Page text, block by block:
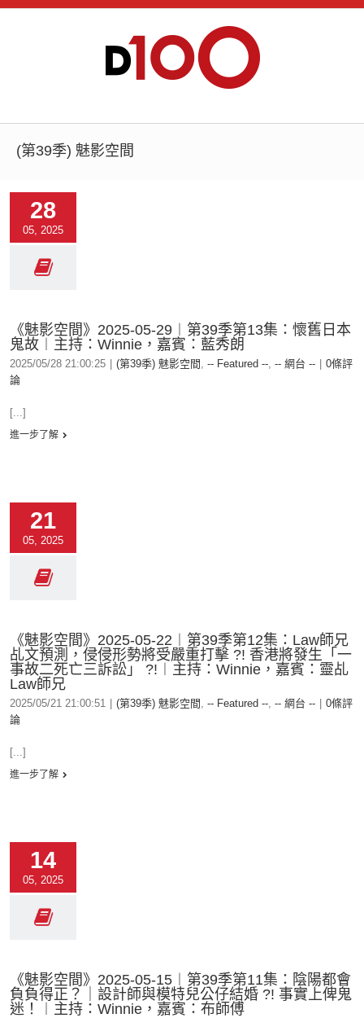
(第39季) 魅影空間
28
05, 2025
《魅影空間》2025-05-29︱第39季第13集：懷舊日本
鬼故︱主持：Winnie，嘉賓：藍秀朗
2025/05/28 21:00:25 (第39季) 魅影空間 , -- Featured --, -- 網台 --
0條評
論
[...]
進一步了解
21
05, 2025
《魅影空間》2025-05-22︱第39季第12集：Law師兄
乩文預測，侵侵形勢將受嚴重打擊 ?! 香港將發生「一
事故二死亡三訴訟」 ?!︱主持：Winnie，嘉賓：靈乩
Law師兄
2025/05/21 21:00:51 (第39季) 魅影空間 , -- Featured --, -- 網台 --
0條評
論
[...]
進一步了解
14
05, 2025
《魅影空間》2025-05-15︱第39季第11集：陰陽都會
負負得正？｜設計師與模特兒公仔結婚 ?! 事實上俾鬼
迷！︱主持：Winnie，嘉賓：布師傅